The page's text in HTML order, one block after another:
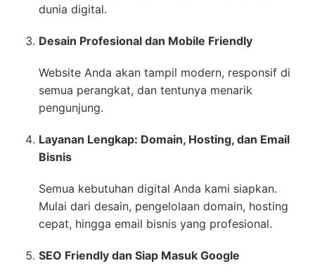
dunia digital.
Desain Profesional dan Mobile Friendly
Website Anda akan tampil modern, responsif di
semua perangkat, dan tentunya menarik
pengunjung.
Layanan Lengkap: Domain, Hosting, dan Email
Bisnis
Semua kebutuhan digital Anda kami siapkan.
Mulai dari desain, pengelolaan domain, hosting
cepat, hingga email bisnis yang profesional.
SEO Friendly dan Siap Masuk Google